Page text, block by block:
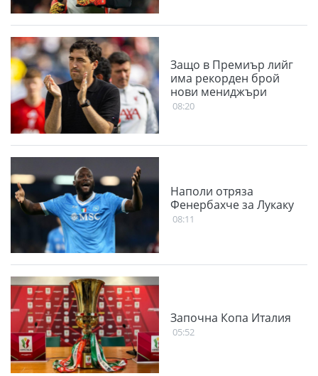
Защо в Премиър лийг
има рекорден брой
нови мениджъри
08:20
Наполи отряза
Фенербахче за Лукаку
08:11
Започна Копа Италия
05:52